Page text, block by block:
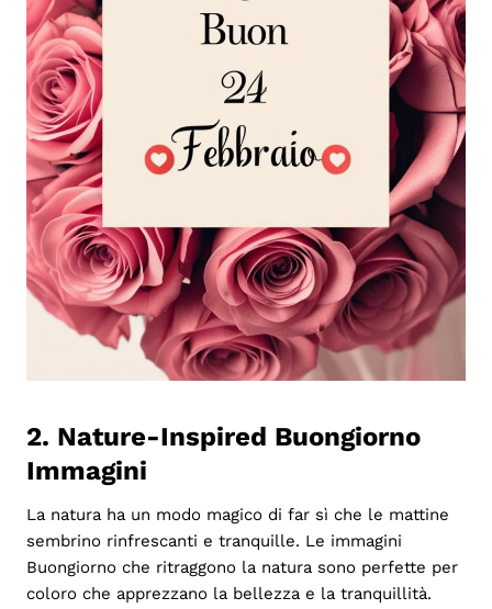
2. Nature-Inspired Buongiorno
Immagini
La natura ha un modo magico di far sì che le mattine
sembrino rinfrescanti e tranquille. Le immagini
Buongiorno che ritraggono la natura sono perfette per
coloro che apprezzano la bellezza e la tranquillità.